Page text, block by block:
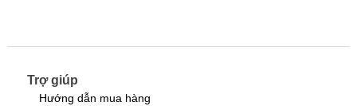
Trợ giúp
Hướng dẫn mua hàng